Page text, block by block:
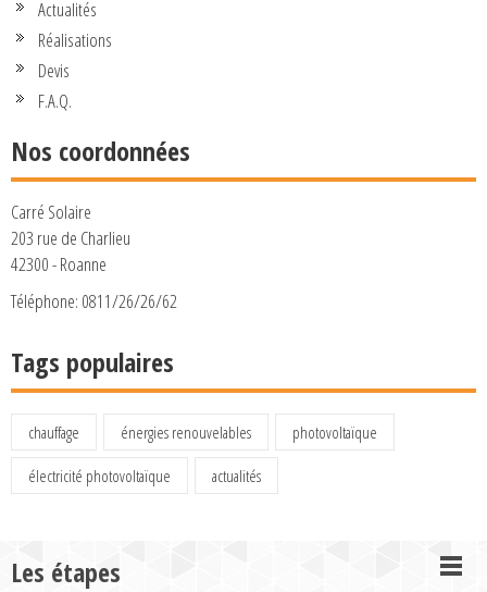
Actualités
Réalisations
Devis
F.A.Q.
Nos coordonnées
Carré Solaire
203 rue de Charlieu
42300 - Roanne
Téléphone: 0811/26/26/62
Tags populaires
chauffage énergies renouvelables
photovoltaïque
électricité photovoltaïque
actualités
Les étapes